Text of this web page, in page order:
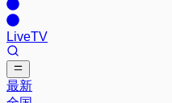
LiveTV
最新